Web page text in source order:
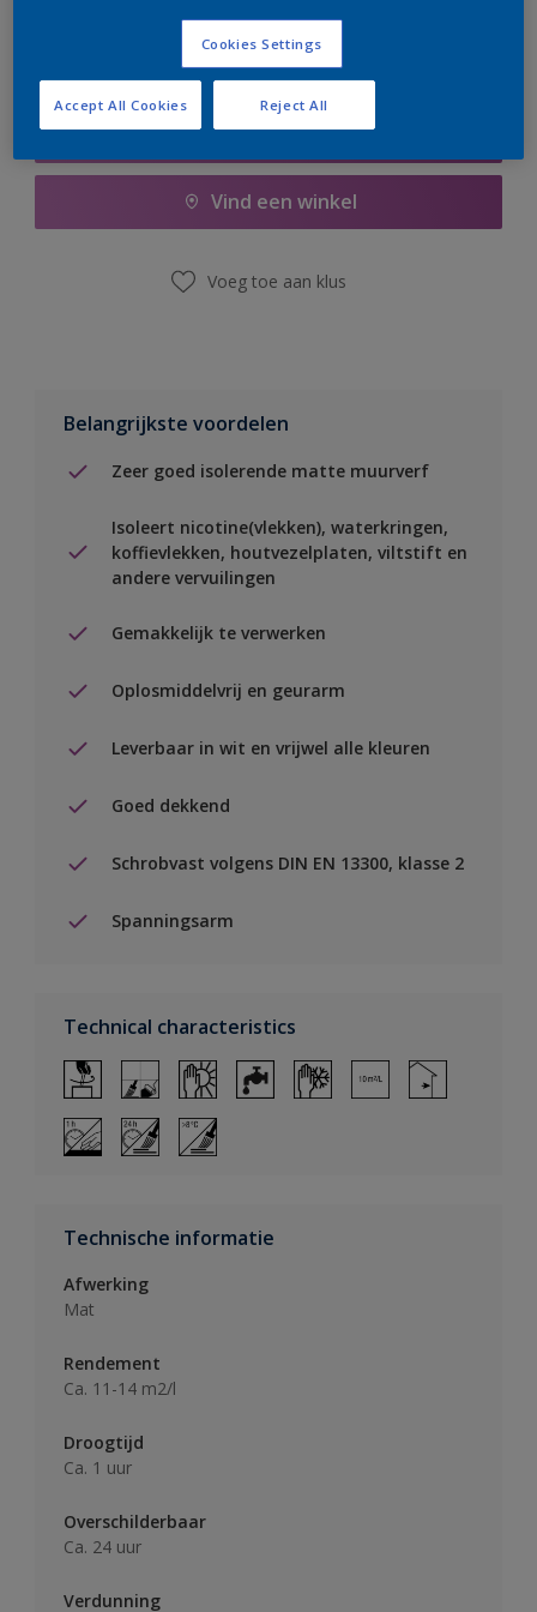
Boodschappenlijst
Vind een winkel
Voeg toe aan klus
Belangrijkste voordelen
Zeer goed isolerende matte muurverf
Isoleert nicotine(vlekken), waterkringen,
koffievlekken, houtvezelplaten, viltstift en
andere vervuilingen
Gemakkelijk te verwerken
Oplosmiddelvrij en geurarm
Leverbaar in wit en vrijwel alle kleuren
Goed dekkend
Schrobvast volgens DIN EN 13300, klasse 2
Spanningsarm
Technical characteristics
Technische informatie
Afwerking
Mat
Rendement
Ca. 11-14 m2/l
Droogtijd
Ca. 1 uur
Overschilderbaar
Ca. 24 uur
Verdunning
Cookies Settings
Reject All
Accept All Cookies